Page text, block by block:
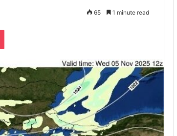
65 1 minute read
Pocket